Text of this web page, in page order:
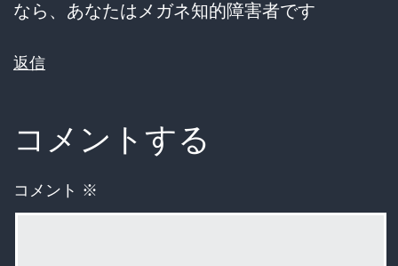
なら、あなたはメガネ知的障害者です
返信
コメントする
コメント ※